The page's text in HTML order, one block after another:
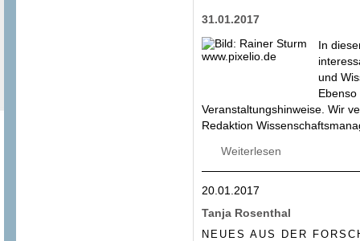
31.01.2017
In
und
Veranstaltungshinweise. Wir
Redaktion
Weiterlesen
20.01.2017
Tanja Rosenthal
NEUES AUS DER